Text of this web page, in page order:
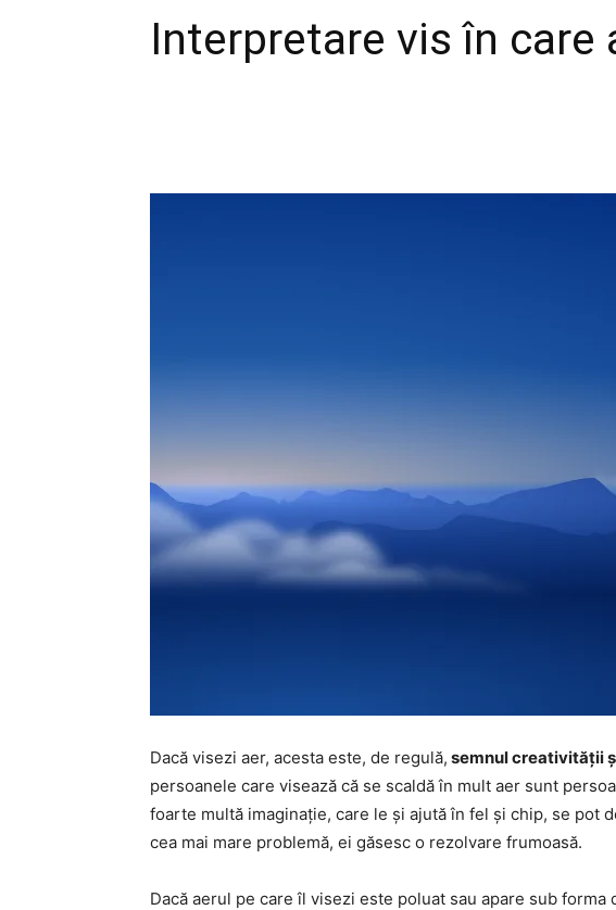
Interpretare vis în care
Dacă visezi aer, acesta este, de regulă, semnul creativității
persoanele care visează că se scaldă în mult aer sunt
foarte multă imaginație, care le și ajută în fel și chip, se pot
cea mai mare problemă, ei găsesc o rezolvare frumoasă.
Dacă aerul pe care îl visezi este poluat sau apare sub forma